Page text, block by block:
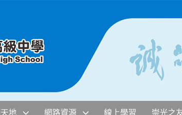
地 網路資源 線上學習 崇光之